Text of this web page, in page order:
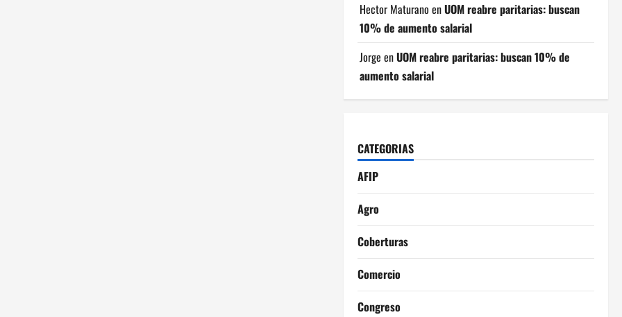
Hector Maturano enUOM reabre paritarias: buscan
10% de aumento salarial
Jorge enUOM reabre paritarias: buscan 10% de
aumento salarial
CATEGORIAS
AFIP
Agro
Coberturas
Comercio
Congreso